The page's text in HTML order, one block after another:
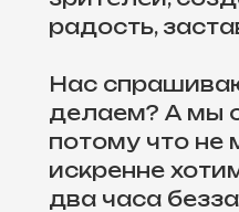
радость,
Нас
делаем? А мы
потому что
искренне
два часа